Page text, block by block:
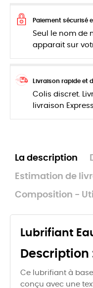
Paiement sécurisé
Seul le nom de
apparait sur
Livraison rapide et
Colis discret.
livraison
La description
Estimation de
Composition -
Lubrifiant
Description
Ce lubrifiant à
conçu avec une